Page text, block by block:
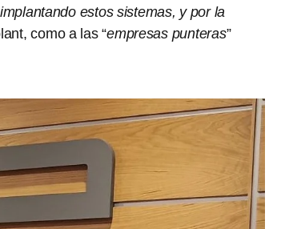
estos sistemas, y por la
como a las “empresas punteras”